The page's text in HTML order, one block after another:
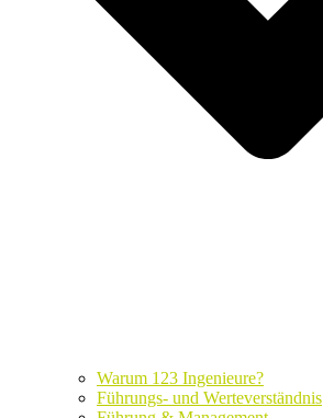
Warum 123 Ingenieure?
Führungs- und Werteverständnis